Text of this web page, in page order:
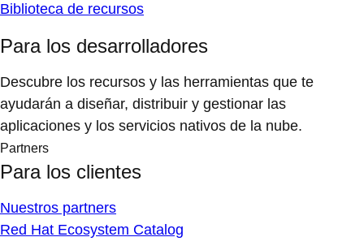
Biblioteca de recursos
Para los desarrolladores
Descubre los recursos y las herramientas que te
ayudarán a diseñar, distribuir y gestionar las
aplicaciones y los servicios nativos de la nube.
Partners
Para los clientes
Nuestros partners
Red Hat Ecosystem Catalog